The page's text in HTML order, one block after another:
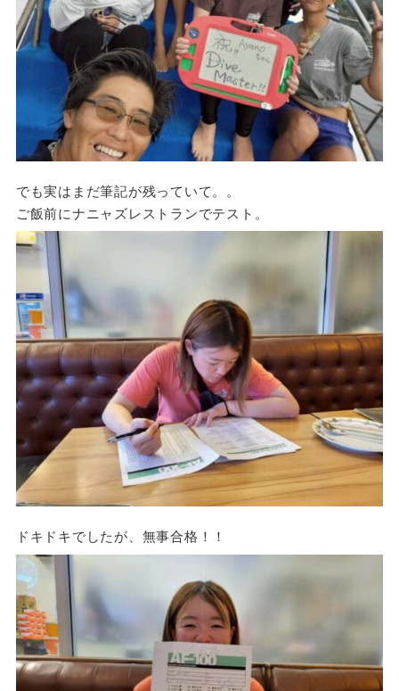
でも実はまだ筆記が残っていて。。
ご飯前にナニャズレストランでテスト。
ドキドキでしたが、無事合格！！